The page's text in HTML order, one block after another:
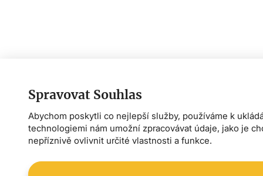
Spravovat Souhlas
Abychom poskytli co nejlepší služby, používáme k
technologiemi nám umožní zpracovávat údaje, jako je
nepříznivě ovlivnit určité vlastnosti a funkce.